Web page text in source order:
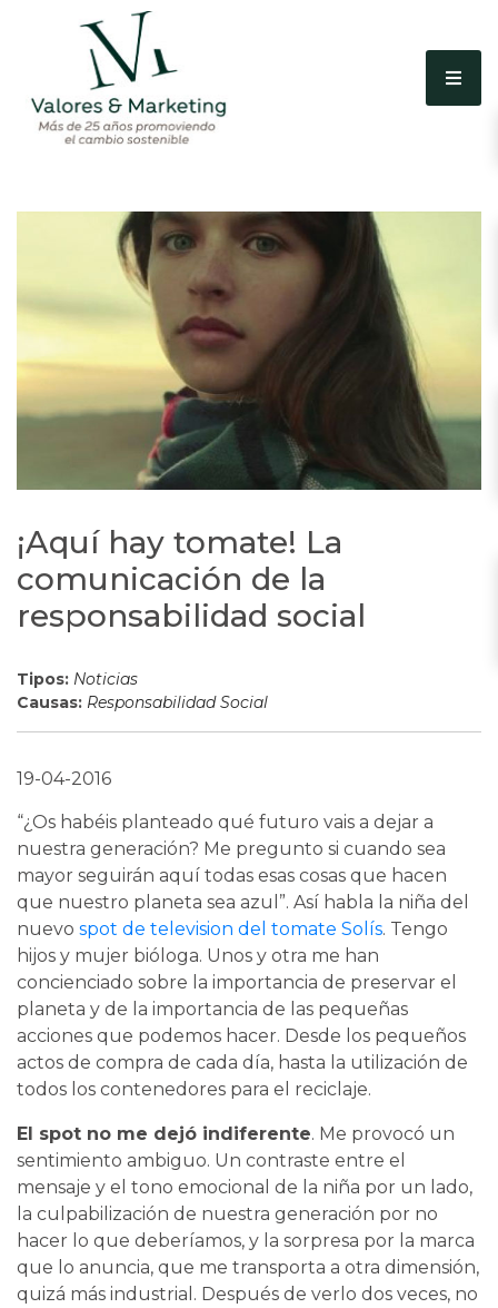
¡Aquí hay tomate! La
comunicación de la
responsabilidad social
Tipos: Noticias
Causas: Responsabilidad Social
19-04-2016
“¿Os habéis planteado qué futuro vais a dejar a
nuestra generación? Me pregunto si cuando sea
mayor seguirán aquí todas esas cosas que hacen
que nuestro planeta sea azul”. Así habla la niña del
nuevo spot de television del tomate Solís. Tengo
hijos y mujer bióloga. Unos y otra me han
concienciado sobre la importancia de preservar el
planeta y de la importancia de las pequeñas
acciones que podemos hacer. Desde los pequeños
actos de compra de cada día, hasta la utilización de
todos los contenedores para el reciclaje.
El spot no me dejó indiferente. Me provocó un
sentimiento ambiguo. Un contraste entre el
mensaje y el tono emocional de la niña por un lado,
la culpabilización de nuestra generación por no
hacer lo que deberíamos, y la sorpresa por la marca
que lo anuncia, que me transporta a otra dimensión,
quizá más industrial. Después de verlo dos veces, no